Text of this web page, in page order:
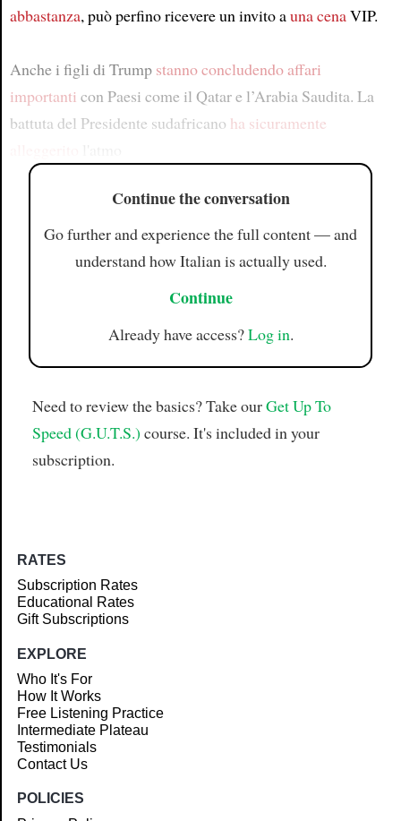
abbastanza, può perfino ricevere un invito auna cenaVIP.
Anche i figli di Trump stanno concludendo affari
importanti con Paesi come il Qatar e l’Arabia Saudita. La
battuta del Presidente sudafricano ha sicuramente
Continue the conversation
Go further and experience the full content — and
understand how Italian is actually used.
Continue
Already have access?Log in.
Need to review the basics? Take ourGet Up To
Speed (G.U.T.S.) course. It's included in your
subscription.
RATES
Subscription Rates
Educational Rates
Gift Subscriptions
EXPLORE
Who It's For
How It Works
Free Listening Practice
Intermediate Plateau
Testimonials
Contact Us
POLICIES